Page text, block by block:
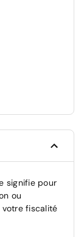
signifie pour
ou
votre fiscalité